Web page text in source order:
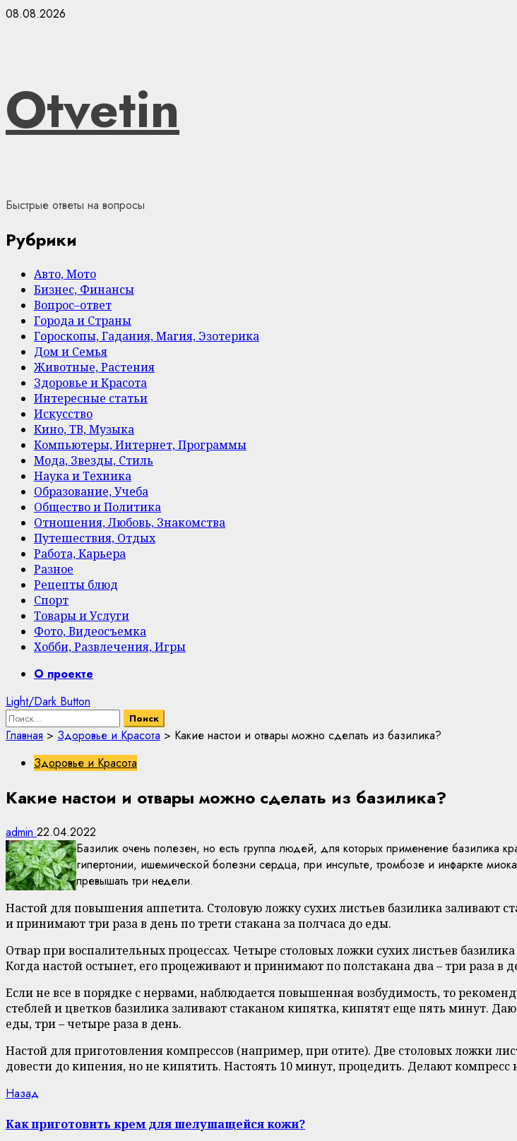
Skip
08.08.2026
Otvetin
Быстрые ответы на вопросы
Рубрики
Авто, Мото
Бизнес, Финансы
Вопрос–ответ
Города и Страны
Гороскопы, Гадания, Магия, Эзотерика
Дом и Семья
Животные, Растения
Здоровье и Красота
Интересные статьи
Искусство
Кино, ТВ, Музыка
Компьютеры, Интернет, Программы
Мода, Звезды, Стиль
Наука и Техника
Образование, Учеба
Общество и Политика
Отношения, Любовь, Знакомства
Путешествия, Отдых
Работа, Карьера
Разное
Рецепты блюд
Спорт
Товары и Услуги
Фото, Видеосъемка
Хобби, Развлечения, Игры
PrimaryО проекте
Light/Dark Button
Найти:
Главная > Здоровье и Красота > Какие настои и отвары можно сделать из базилика?
Здоровье и Красота
Какие настои и отвары можно сделать из базилика?
admin 22.04.2022
Базилик очень полезен, но есть группа людей, для которых применение базилика
гипертонии, ишемической болезни сердца, при инсульте, тромбозе и инфаркте
превышать три недели.
Настой для повышения аппетита. Столовую ложку сухих листьев базилика
и принимают три раза в день по трети стакана за полчаса до еды.
Отвар при воспалительных процессах. Четыре столовых ложки сухих листьев
Когда настой остынет, его процеживают и принимают по полстакана два – три раза в
Если не все в порядке с нервами, наблюдается повышенная возбудимость, то
стеблей и цветков базилика заливают стаканом кипятка, кипятят еще пять минут.
еды, три – четыре раза в день.
Настой для приготовления компрессов (например, при отите). Две столовых ложки
довести до кипения, но не кипятить. Настоять 10 минут, процедить. Делают компресс
Continue
Reading
Назад
Как приготовить крем для шелушащейся кожи?